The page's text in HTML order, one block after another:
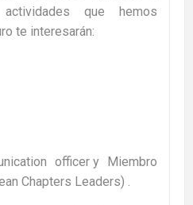
que hemos
te interesarán:
officer y Miembro
Chapters Leaders) .